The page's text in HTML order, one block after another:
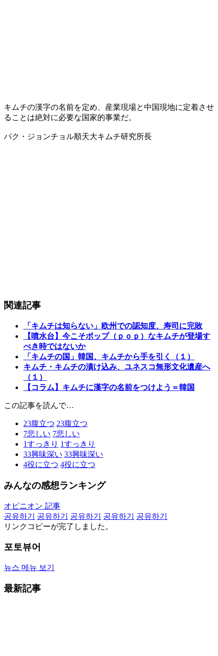
キムチの漢字の名前を定め、産業現場と中国現地に定着させ
ることは絶対に必要な国家的事業だ。
パク・ジョンチョル順天大キムチ研究所長
関連記事
「キムチは知らない」欧州での認知度、寿司に完敗
【噴水台】今こそポップ（ｐｏｐ）なキムチが登場す
べき時ではないか
「キムチの国」韓国、キムチから手を引く（１）
キムチ・キムチの漬け込み、ユネスコ無形文化遺産へ
（１）
【コラム】キムチに漢字の名前をつけよう＝韓国
この記事を読んで…
23腹立つ 23腹立つ
7悲しい 7悲しい
1すっきり 1すっきり
33興味深い 33興味深い
4役に立つ 4役に立つ
みんなの感想ランキング
オピニオン 記事
공유하기
공유하기 공유하기 공유하기
공유하기
リンクコピーが完了しました。
포토뷰어
뉴스 메뉴 보기
最新記事